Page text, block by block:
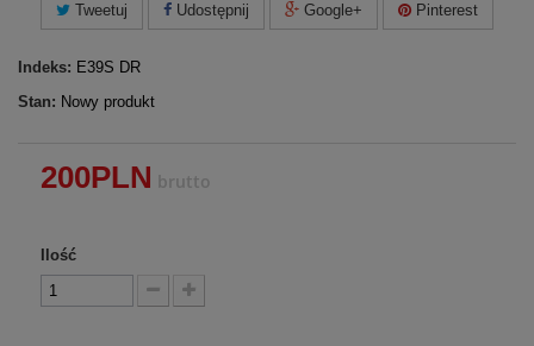
Tweetuj Udostępnij Google+ Pinterest
Indeks: E39S DR
Stan: Nowy produkt
200PLN brutto
Ilość